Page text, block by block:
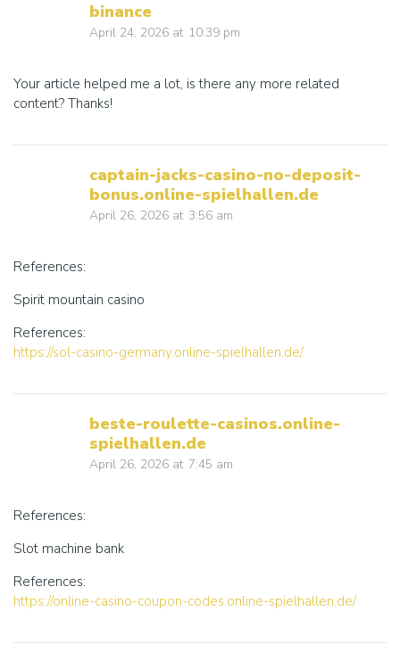
binance
April 24, 2026 at 10:39 pm
Your article helped me a lot, is there any more related
content? Thanks!
captain-jacks-casino-no-deposit-
bonus.online-spielhallen.de
April 26, 2026 at 3:56 am
References:
Spirit mountain casino
References:
https://sol-casino-germany.online-spielhallen.de/
beste-roulette-casinos.online-
spielhallen.de
April 26, 2026 at 7:45 am
References:
Slot machine bank
References:
https://online-casino-coupon-codes.online-spielhallen.de/